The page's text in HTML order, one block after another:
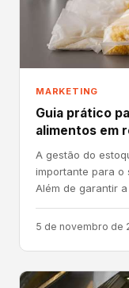
MARKETING
Guia prático
alimentos em
A gestão do
importante para o
Além de garantir
5 de novembro de